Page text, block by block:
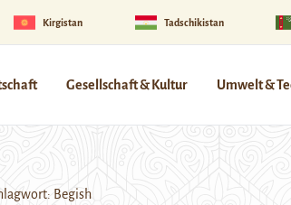
Kirgistan Tadschikistan
Gesellschaft & Kultur Umwelt &
Begish